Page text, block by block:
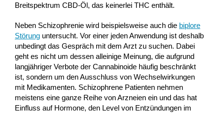
Breitspektrum CBD-Öl, das keinerlei THC enthält.
Neben Schizophrenie wird beispielsweise auch die biplore
Störung untersucht. Vor einer jeden Anwendung ist deshalb
unbedingt das Gespräch mit dem Arzt zu suchen. Dabei
geht es nicht um dessen alleinige Meinung, die aufgrund
langjähriger Verbote der Cannabinoide häufig beschränkt
ist, sondern um den Ausschluss von Wechselwirkungen
mit Medikamenten. Schizophrene Patienten nehmen
meistens eine ganze Reihe von Arzneien ein und das hat
Einfluss auf Hormone, den Level von Entzündungen im